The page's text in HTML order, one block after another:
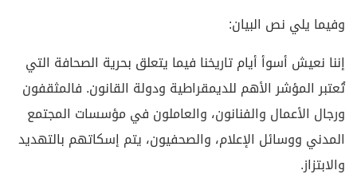
وفيما يلي نص البيان:
إننا نعيش أسوأ أيام تاريخنا فيما يتعلق بحرية الصحافة التي
تُعتبر المؤشر الأهم للديمقراطية ودولة القانون. فالمثقفون
ورجال الأعمال والفنانون، والعاملون في مؤسسات المجتمع
المدني ووسائل الإعلام، والصحفيون، يتم إسكاتهم بالتهديد
والابتزاز.